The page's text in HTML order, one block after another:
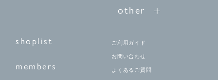
other
shoplist
members
ご利用ガイド
お問い合わせ
よくあるご質問